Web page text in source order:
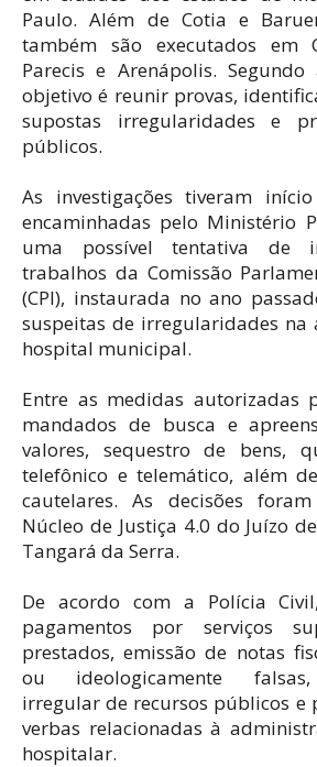
Paulo. Além de Cotia e
também são executados em
Parecis e Arenápolis.
objetivo é reunir provas,
supostas irregularidades e
públicos.
As investigações tiveram
encaminhadas pelo Ministério
uma possível tentativa de
trabalhos da Comissão
(CPI), instaurada no ano
suspeitas de irregularidades na
hospital municipal.
Entre as medidas autorizadas
mandados de busca e
valores, sequestro de bens,
telefônico e telemático, além
cautelares. As decisões
Núcleo de Justiça 4.0 do Juízo
Tangará da Serra.
De acordo com a Polícia
pagamentos por serviços
prestados, emissão de notas
ou ideologicamente falsas,
irregular de recursos públicos e
verbas relacionadas à
hospitalar.